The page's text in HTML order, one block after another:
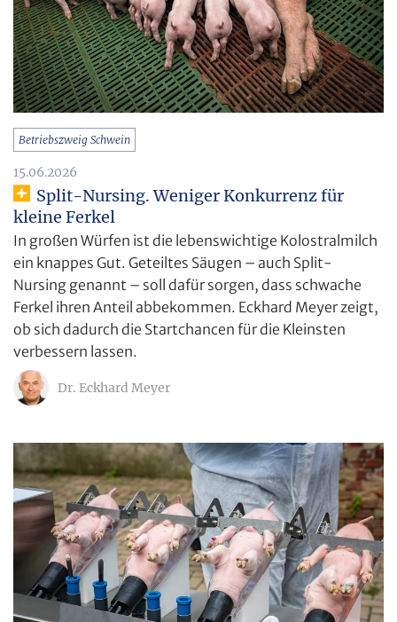
Betriebszweig Schwein
15.06.2026
Split-Nursing. Weniger Konkurrenz für
kleine Ferkel
In großen Würfen ist die lebenswichtige Kolostralmilch
ein knappes Gut. Geteiltes Säugen – auch Split-
Nursing genannt – soll dafür sorgen, dass schwache
Ferkel ihren Anteil abbekommen. Eckhard Meyer zeigt,
ob sich dadurch die Startchancen für die Kleinsten
verbessern lassen.
Dr. Eckhard Meyer